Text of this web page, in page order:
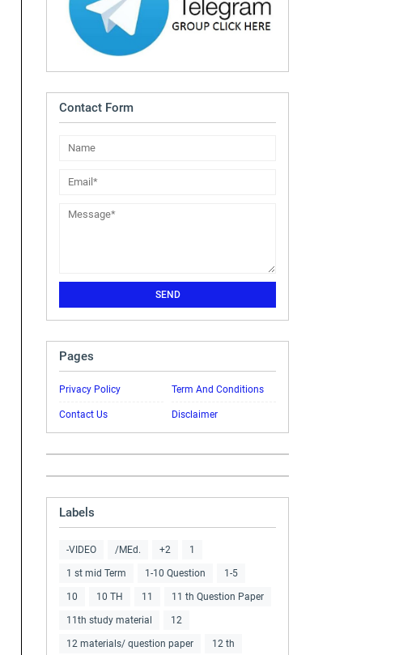
Contact Form
Pages
Privacy Policy Term And Conditions
Contact Us Disclaimer
Labels
-VIDEO /MEd. +2 1
1 st mid Term 1-10 Question 1-5
10 10 TH 11 11 th Question Paper
11th study material 12
12 materials/ question paper 12 th